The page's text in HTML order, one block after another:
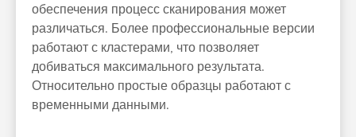
обеспечения процесс сканирования может
различаться. Более профессиональные версии
работают с кластерами, что позволяет
добиваться максимального результата.
Относительно простые образцы работают с
временными данными.